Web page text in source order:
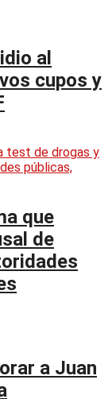
al
cupos y
que
de
a Juan